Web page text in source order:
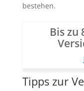
bestehen.
Bis zu
Tipps zur